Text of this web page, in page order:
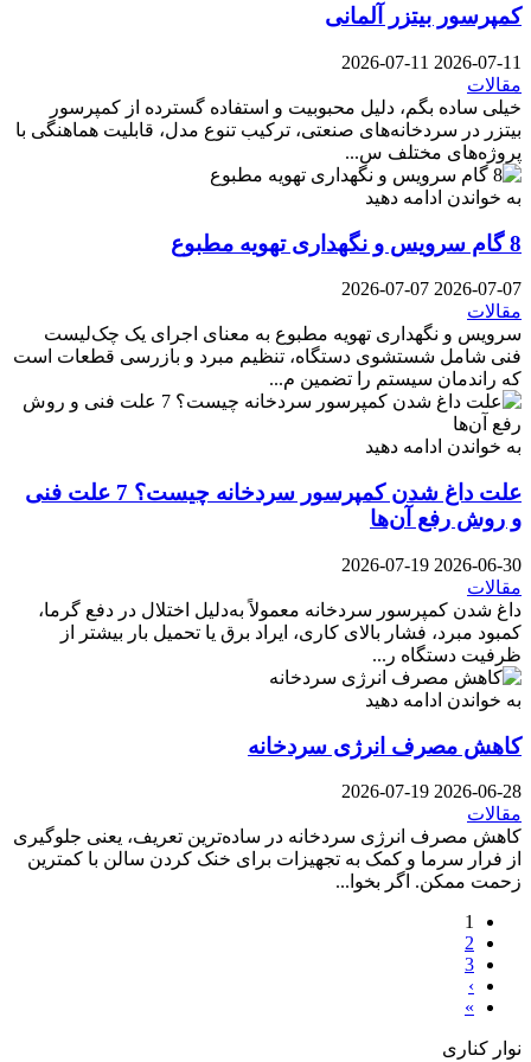
کمپرسور بیتزر آلمانی
2026-07-11
2026-07-11
مقالات
خیلی ساده بگم، دلیل محبوبیت و استفاده گسترده از کمپرسور
بیتزر در سردخانه‌های صنعتی، ترکیب تنوع مدل، قابلیت هماهنگی با
پروژه‌های مختلف س...
به خواندن ادامه دهید
8 گام سرویس و نگهداری تهویه مطبوع
2026-07-07
2026-07-07
مقالات
سرویس و نگهداری تهویه مطبوع به معنای اجرای یک چک‌لیست
فنی شامل شستشوی دستگاه، تنظیم مبرد و بازرسی قطعات است
که راندمان سیستم را تضمین م...
به خواندن ادامه دهید
علت داغ شدن کمپرسور سردخانه چیست؟ 7 علت فنی
و روش رفع آن‌ها
2026-06-30
2026-07-19
مقالات
داغ شدن کمپرسور سردخانه معمولاً به‌دلیل اختلال در دفع گرما،
کمبود مبرد، فشار بالای کاری، ایراد برق یا تحمیل بار بیشتر از
ظرفیت دستگاه ر...
به خواندن ادامه دهید
کاهش مصرف انرژی سردخانه
2026-06-28
2026-07-19
مقالات
کاهش مصرف انرژی سردخانه در ساده‌ترین تعریف، یعنی جلوگیری
از فرار سرما و کمک به تجهیزات برای خنک کردن سالن با کمترین
زحمت ممکن. اگر بخوا...
1
2
3
›
»
نوار کناری